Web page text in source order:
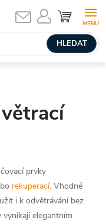
HLEDAT
NÁKUPNÍ
KOŠÍK
prvky
rekuperací. Vhodné
i k odvětrávání bez
elegantním